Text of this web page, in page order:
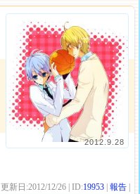
2012.9.28
| 更新日:2012/12/26 | ID:19953 |報告